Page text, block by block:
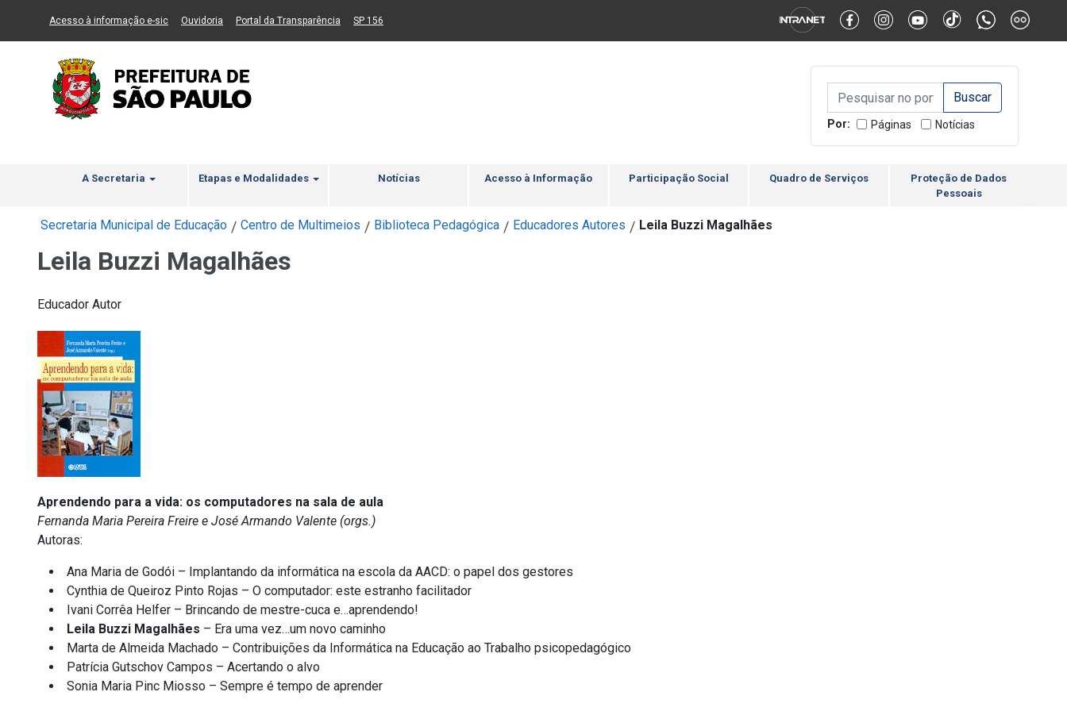
Ir ao Conteúdo Ir para menu principal 2 Ir para busca Ir para rodapé Alternar Alto Contraste Alternar Tamanho da Fonte
Acesso à informação e-sic(Link para um novo sítio)
Ouvidoria (Link para um novo sítio)
Portal da Transparência (Link para um novo sítio)
SP 156
Campo de Busca de
Campo de Busca de informaçõesEnviar a Busca
Por: Páginas Notícias
A Secretaria Etapas e Modalidades Notícias Acesso à Informação Participação Social Quadro de Serviços
Proteção de Dados
Pessoais
Secretaria Municipal de Educação / Centro de Multimeios / Biblioteca Pedagógica / Educadores Autores / Leila Buzzi Magalhães
Leila Buzzi Magalhães
Educador Autor
Aprendendo para a vida: os computadores na sala de aula
Fernanda Maria Pereira Freire e José Armando Valente (orgs.)
Autoras:
Ana Maria de Godói – Implantando da informática na escola da AACD: o papel dos gestores
Cynthia de Queiroz Pinto Rojas – O computador: este estranho facilitador
Ivani Corrêa Helfer – Brincando de mestre-cuca e…aprendendo!
Leila Buzzi Magalhães – Era uma vez…um novo caminho
Marta de Almeida Machado – Contribuições da Informática na Educação ao Trabalho psicopedagógico
Patrícia Gutschov Campos – Acertando o alvo
Sonia Maria Pinc Miosso – Sempre é tempo de aprender